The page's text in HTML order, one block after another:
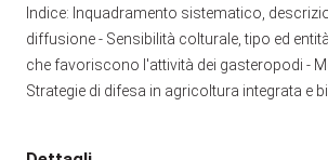
Indice: Inquadramento sistematico,
diffusione - Sensibilità colturale, tipo ed
che favoriscono l'attività dei gasteropodi -
Strategie di difesa in agricoltura integrata e